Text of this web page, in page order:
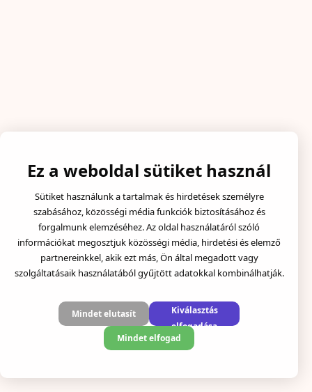
Ez a weboldal sütiket használ
Sütiket használunk a tartalmak és hirdetések személyre
szabásához, közösségi média funkciók biztosításához és
forgalmunk elemzéséhez. Az oldal használatáról szóló
információkat megosztjuk közösségi média, hirdetési és elemző
partnereinkkel, akik ezt más, Ön által megadott vagy
szolgáltatásaik használatából gyűjtött adatokkal kombinálhatják.
Mindet elutasít
Kiválasztás
elfogadása
Mindet elfogad